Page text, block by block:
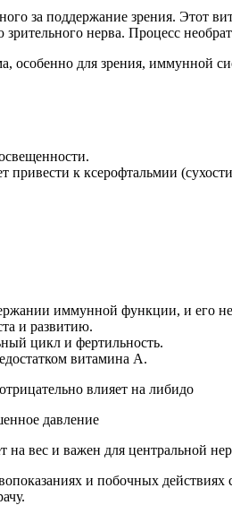
за поддержание зрения. Этот
нерва. Процесс
особенно для зрения, иммунной
привести к ксерофтальмии
иммунной функции, и его
и развитию.
цикл и фертильность.
витамина А.
влияет на либидо
давление
вес и важен для центральной
и побочных действиях